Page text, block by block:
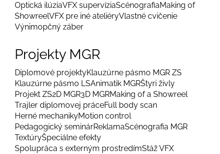
Optická ilúziaVFX supervíziaScénografiaMaking of
ShowreelVFX pre iné ateliéryVlastné cvičenie
Výnimopčný záber
Projekty MGR
Diplomové projektyKlauzúrne pásmo MGR ZS
Klauzúrne pásmo LSAnimatik MGRŠtyri živly
Projekt ZS2D MGR3D MGRMaking of a Showreel
Trajler diplomovej práceFull body scan
Herné mechanikyMotion control
Pedagogický seminárReklamaScénografia MGR
TextúryŠpeciálne efekty
Spolupráca s externým prostredímStáž VFX